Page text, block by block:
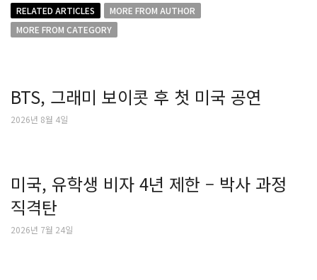
RELATED ARTICLES
MORE FROM AUTHOR
MORE FROM CATEGORY
BTS, 그래미 보이콧 후 첫 미국 공연
2026년 8월 4일
미국, 유학생 비자 4년 제한 – 박사 과정
직격탄
2026년 7월 24일